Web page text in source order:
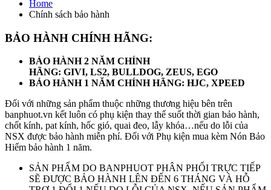
Home
Chính sách bảo hành
BẢO HÀNH CHÍNH HÃNG:
BẢO HÀNH 2 NĂM CHÍNH
HÃNG: GIVI, LS2, BULLDOG, ZEUS, EGO
BẢO HÀNH 1 NĂM CHÍNH HÃNG: HJC, XPEED
Đối với những sản phẩm thuộc những thương hiệu bên trên
banphuot.vn kết luôn có phụ kiện thay thế suốt thời gian bảo hành,
chốt kính, pat kính, hốc gió, quai đeo, lẫy khóa…nếu do lỗi của
NSX được bảo hành miễn phí. Đối với Phụ kiện mua kèm Nón Bảo
Hiểm bảo hành 1 năm.
SẢN PHẨM DO BANPHUOT PHÂN PHỐI TRỰC TIẾP
SẼ ĐƯỢC BẢO HÀNH LÊN ĐẾN 6 THÁNG VÀ HỖ